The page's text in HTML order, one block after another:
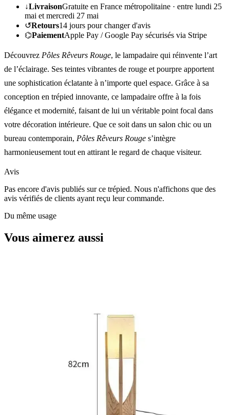
↓LivraisonGratuite en France métropolitaine · entre lundi 25
mai et mercredi 27 mai
↺Retours14 jours pour changer d'avis
⌬PaiementApple Pay / Google Pay sécurisés via Stripe
Découvrez Pôles Rêveurs Rouge, le lampadaire qui réinvente l’art
de l’éclairage. Ses teintes vibrantes de rouge et pourpre apportent
une sophistication éclatante à n’importe quel espace. Grâce à sa
conception en trépied innovante, ce lampadaire offre à la fois
élégance et modernité, faisant de lui un véritable point focal dans
votre décoration intérieure. Que ce soit dans un salon chic ou un
bureau contemporain, Pôles Rêveurs Rouge s’intègre
harmonieusement tout en attirant le regard de chaque visiteur.
Avis
Pas encore d'avis publiés sur ce trépied. Nous n'affichons que des
avis vérifiés de clients ayant reçu leur commande.
Du même usage
Vous aimerez aussi